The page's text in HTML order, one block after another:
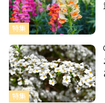
特集
特集